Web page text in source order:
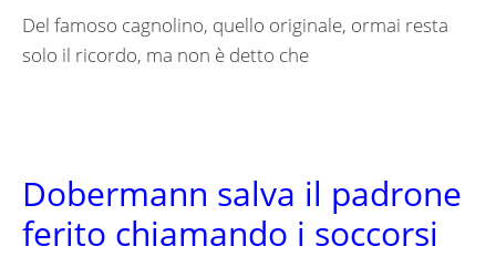
Del famoso cagnolino, quello originale, ormai resta
solo il ricordo, ma non è detto che
Dobermann salva il padrone
ferito chiamando i soccorsi